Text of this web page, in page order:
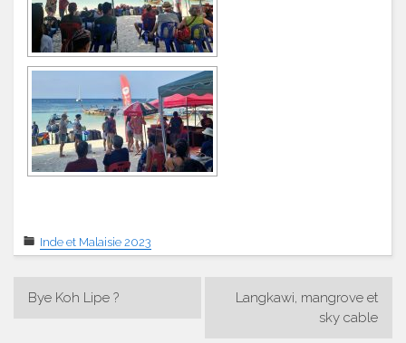
Inde et Malaisie 2023
Navigation
Bye Koh Lipe ?
Langkawi, mangrove et
sky cable